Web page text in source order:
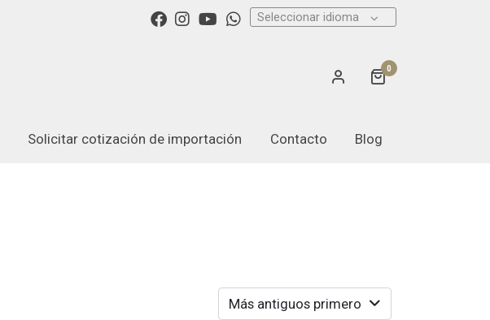
Seleccionar idioma
0
Solicitar cotización de importación Contacto Blog
Más antiguos primero